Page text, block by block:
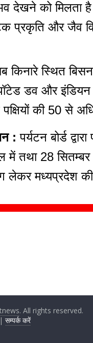
को मिलता है।
प्रकृति और जैव
किनारे स्थित
डव और इंडियन
पक्षियों की 50 से
:पर्यटन बोर्ड
में तथा 28
लेकर मध्यप्रदेश
. All rights reserved.
सम्पर्क करें